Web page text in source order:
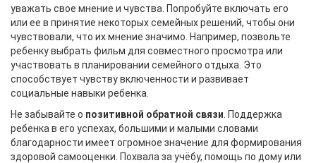
уважать свое мнение и чувства. Попробуйте включать его
или ее в принятие некоторых семейных решений, чтобы они
чувствовали, что их мнение значимо. Например, позвольте
ребенку выбрать фильм для совместного просмотра или
участвовать в планировании семейного отдыха. Это
способствует чувству включенности и развивает
социальные навыки ребенка.
Не забывайте о позитивной обратной связи . Поддержка
ребенка в его успехах, большими и малыми словами
благодарности имеет огромное значение для формирования
здоровой самооценки. Похвала за учёбу, помощь по дому или